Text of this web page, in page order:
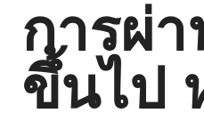
การผ่
ขึ้นไป